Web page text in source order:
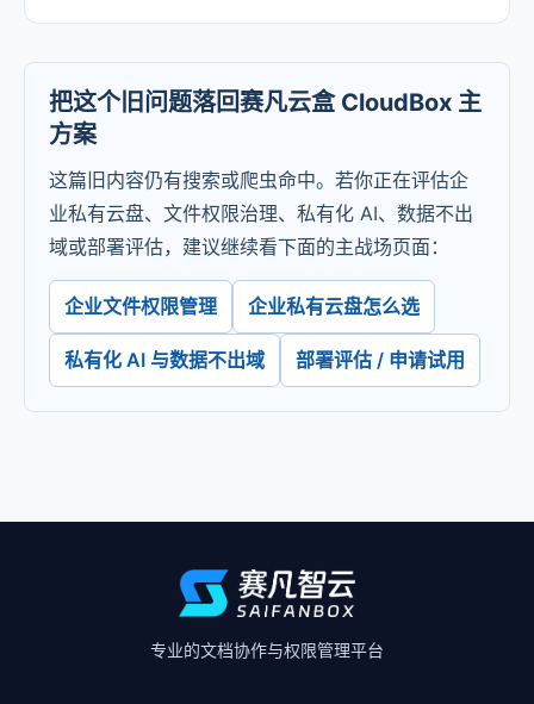
把这个旧问题落回赛凡云盒 CloudBox 主
方案
这篇旧内容仍有搜索或爬虫命中。若你正在评估企
业私有云盘、文件权限治理、私有化 AI、数据不出
域或部署评估，建议继续看下面的主战场页面：
企业文件权限管理 企业私有云盘怎么选
私有化 AI 与数据不出域 部署评估 / 申请试用
专业的文档协作与权限管理平台